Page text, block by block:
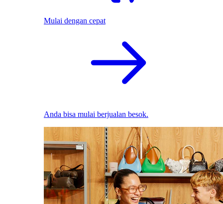
Mulai dengan cepat
Anda bisa mulai berjualan besok.